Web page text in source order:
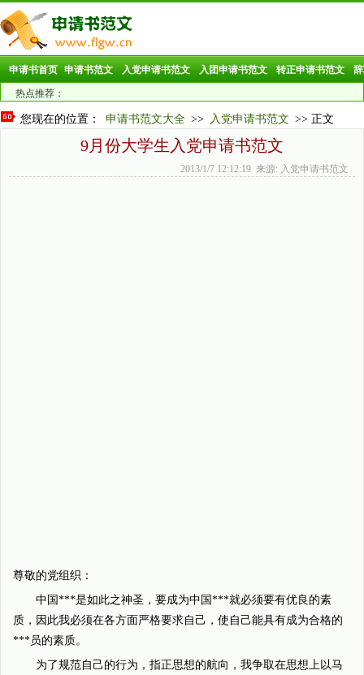
申请书首页 申请书范文 入党申请书范文 入团申请书范文 转正申请书范文
热点推荐：
您现在的位置： 申请书范文大全 >> 入党申请书范文 >> 正文
9月份大学生入党申请书范文
2013/1/7 12:12:19 来源: 入党申请书范文
尊敬的党组织：
中国***是如此之神圣，要成为中国***就必须要有优良的素
质，因此我必须在各方面严格要求自己，使自己能具有成为合格的
***员的素质。
为了规范自己的行为，指正思想的航向，我争取在思想上以马